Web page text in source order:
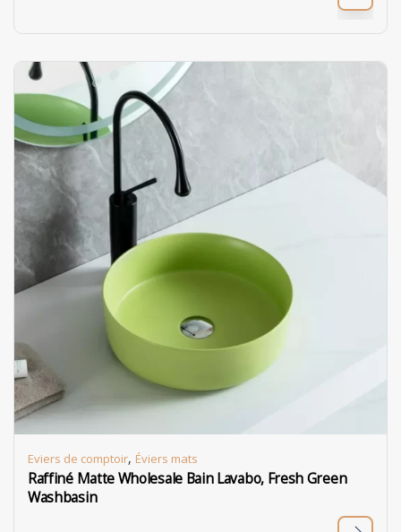
Eviers de comptoir, Éviers mats
Raffiné Matte Wholesale Bain Lavabo, Fresh Green
Washbasin